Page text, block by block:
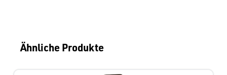
Produktgalerie überspringen
Ähnliche Produkte